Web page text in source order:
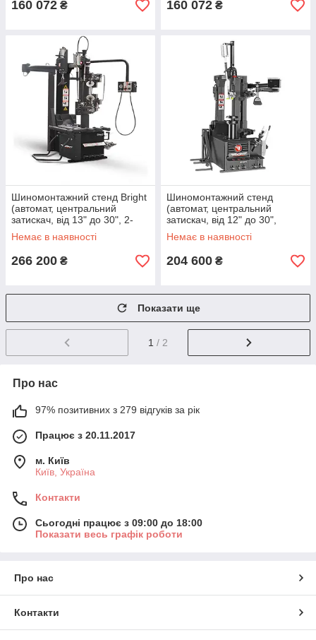
160 072 ₴ 160 072 ₴
Шиномонтажний стенд Bright
(автомат, центральний
затискач, від 13" до 30", 2-
швидкісний) BP896V 380V
Немає в наявності
266 200 ₴
Шиномонтажний стенд
(автомат, центральний
затискач, від 12" до 30",
двошвидкісний) BRIGHT
BP897V 380V
Немає в наявності
204 600 ₴
Показати ще
1 / 2
Про нас
97% позитивних з 279 відгуків за рік
Працює з 20.11.2017
м. Київ
Київ, Україна
Контакти
Сьогодні працює з 09:00 до 18:00
Показати весь графік роботи
Про нас
Контакти